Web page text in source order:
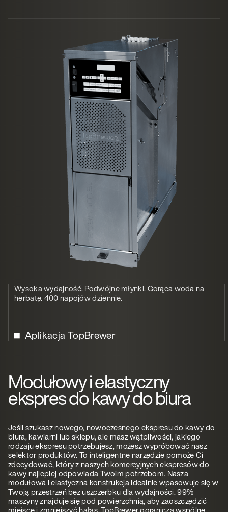
Wysoka wydajność. Podwójne młynki. Gorąca woda na
herbatę. 400 napojów dziennie.
Aplikacja TopBrewer
Modułowy i elastyczny
ekspres do kawy do biura
Jeśli szukasz nowego, nowoczesnego ekspresu do kawy do
biura, kawiarni lub sklepu, ale masz wątpliwości, jakiego
rodzaju ekspresu potrzebujesz, możesz wypróbować nasz
selektor produktów. To inteligentne narzędzie pomoże Ci
zdecydować, który z naszych komercyjnych ekspresów do
kawy najlepiej odpowiada Twoim potrzebom. Nasza
modułowa i elastyczna konstrukcja idealnie wpasowuje się w
Twoją przestrzeń bez uszczerbku dla wydajności. 99%
maszyny znajduje się pod powierzchnią, aby zaoszczędzić